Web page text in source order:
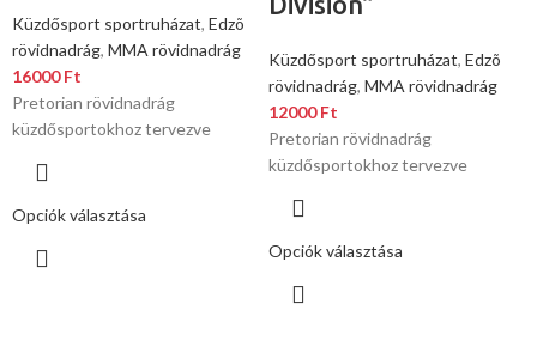
Küzdősport sportruházat, Edzõ
rövidnadrág, MMA rövidnadrág
16000Ft
Pretorian rövidnadrág
küzdősportokhoz tervezve
Opciók választása
Küzdősport sportruházat, Edzõ
rövidnadrág, MMA rövidnadrág
12000Ft
Pretorian rövidnadrág
küzdősportokhoz tervezve
Opciók választása